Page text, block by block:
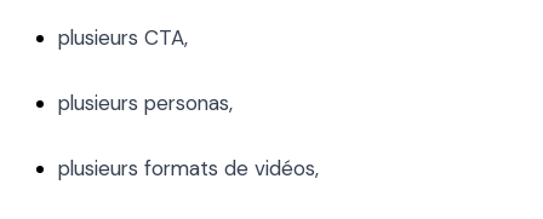
plusieurs CTA,
plusieurs personas,
plusieurs formats de vidéos,